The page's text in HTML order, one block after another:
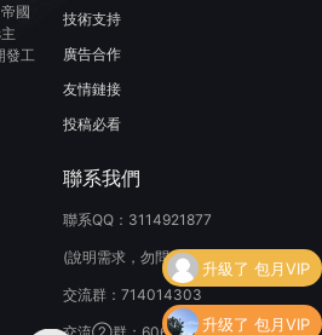
國
發工
技術支持
廣告合作
友情鏈接
投稿必看
聯系我們
聯系QQ：3114921877
(說明需求，勿問在否)
交流群：714014303
升級了 包月VIP
升级了 包月VIP